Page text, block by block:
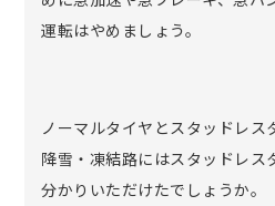
運転はやめましょう。
ノーマルタイヤとスタッドレス
降雪・凍結路にはスタッドレス
分かりいただけたでしょうか。